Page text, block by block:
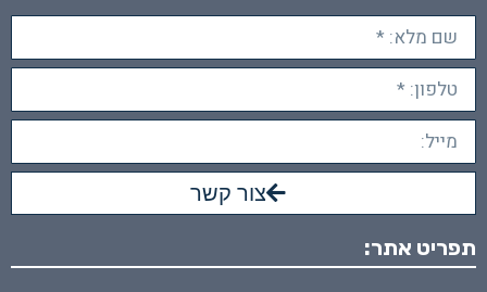
צור קשר
תפריט אתר: